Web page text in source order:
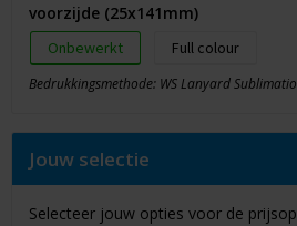
voorzijde (25x141mm)
Onbewerkt Full colour
Bedrukkingsmethode: WS Lanyard
Jouw selectie
Selecteer jouw opties voor de